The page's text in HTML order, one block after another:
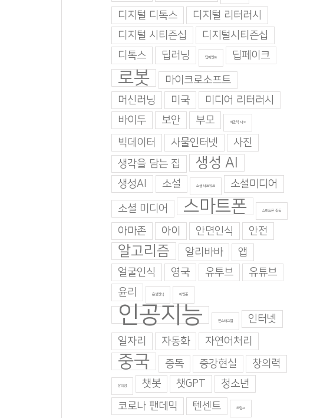
디지털 디톡스
디지털 리터러시
디지털 시티즌십
디지털시티즌십
디톡스
딥러닝 딥마인드 딥페이크
로봇
마이크로소프트
머신러닝
미국
미디어 리터러시
바이두
보안 부모 비판적 사고
빅데이터 사물인터넷
사진
생각을 담는 집
생성 AI
생성AI 소설 소셜 네트워크 소셜미디어
소셜 미디어 스마트폰 스마트폰 중독
아마존 아이 안면인식 안전
알고리즘 알리바바
앱
얼굴인식
영국 유투브
유튜브
윤리
음성인식 이인준
인공지능 인스타그램
인터넷
일자리
자동화 자연어처리
중국 중독 증강현실 창의력
창의성 챗봇 챗GPT
청소년
코로나 팬데믹
텐센트 트럼프